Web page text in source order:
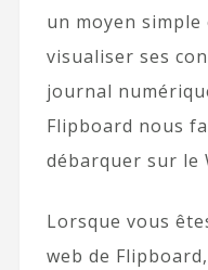
un moyen
visualiser ses
journal
Flipboard nous
débarquer sur le
Lorsque vous
web de